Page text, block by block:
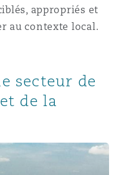
appropriés et
au contexte local.
secteur de
de la